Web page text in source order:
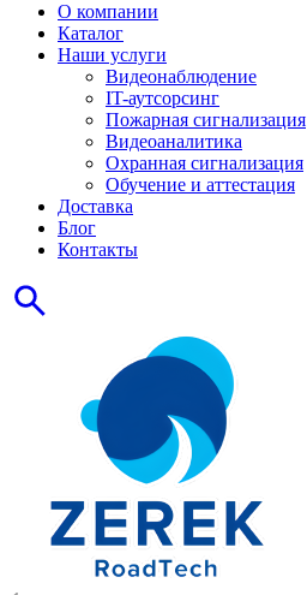
О компании
Каталог
Наши услуги
Видеонаблюдение
IT-аутсорсинг
Пожарная сигнализация
Видеоаналитика
Охранная сигнализация
Обучение и аттестация
Доставка
Блог
Контакты